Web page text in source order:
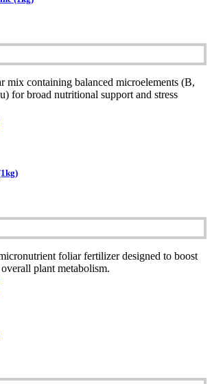
mix containing balanced microelements (B,
for broad nutritional support and stress
foliar fertilizer designed to boost
plant metabolism.